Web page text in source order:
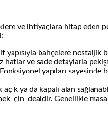
ve ihtiyaçlara hitap eden
yapısıyla bahçelere nostaljik
hatlar ve sade detaylarla
yapıları sayesinde
ya da kapalı alan
için idealdir. Genellikle